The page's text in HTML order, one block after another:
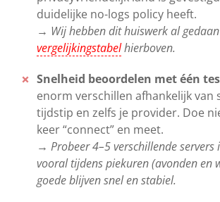
duidelijke no-logs policy heeft.
→ Wij hebben dit huiswerk al
vergelijkingstabelhierboven.
Snelheid beoordelen met één
enorm verschillen afhankelijk van
tijdstip en zelfs je provider. Doe
keer “connect” en meet.
→ Probeer 4–5 verschillende servers
vooral tijdens piekuren (avonden en
goede blijven snel en stabiel.